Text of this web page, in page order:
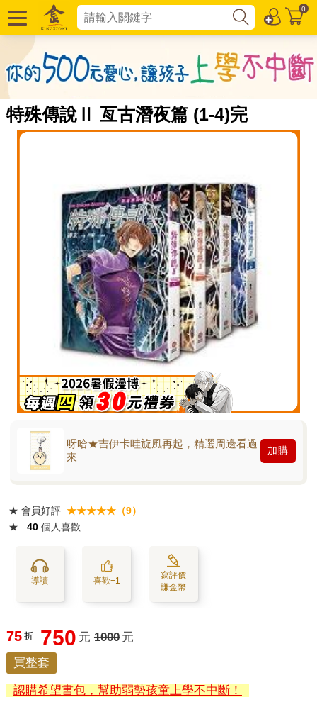
0
特殊傳說Ⅱ 亙古潛夜篇 (1-4)完
呀哈★吉伊卡哇旋風再起，精選周邊看過
來
加購
★ 會員好評 ★★★★★（9）
★
40 個人喜歡
導讀 喜歡+1
寫評價
賺金幣
75 折 750 元 1000 元
買整套
認購希望書包，幫助弱勢孩童上學不中斷！